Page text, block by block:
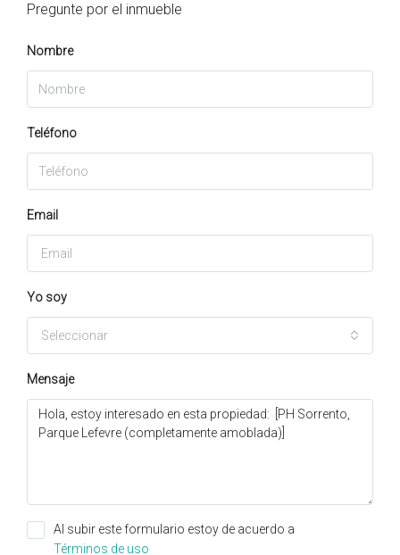
Pregunte por el inmueble
Nombre
Teléfono
Email
Yo soy
Seleccionar
Mensaje
Al subir este formulario estoy de acuerdo a
Términos de uso